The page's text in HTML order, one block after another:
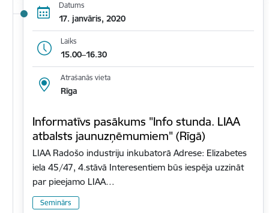
Datums
17. janvāris, 2020
Laiks
15.00–16.30
Atrašanās vieta
Rīga
Informatīvs pasākums "Info stunda. LIAA
atbalsts jaunuzņēmumiem" (Rīgā)
LIAA Radošo industriju inkubatorā Adrese: Elizabetes
iela 45/47, 4.stāvā Interesentiem būs iespēja uzzināt
par pieejamo LIAA…
Seminārs